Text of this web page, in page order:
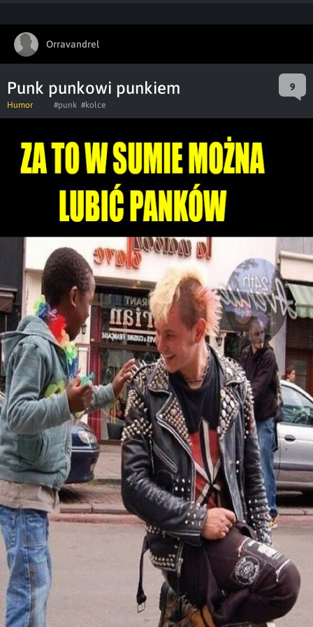
Orravandrel
Punk punkowi punkiem 9
Humor #punk #kolce